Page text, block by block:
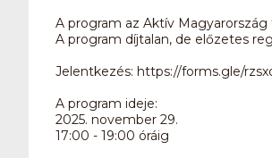
A program az Aktív
A program díjtalan, de előzetes
Jelentkezés: https://forms.gle/
A program ideje:
2025. november 29.
17:00 - 19:00 óráig